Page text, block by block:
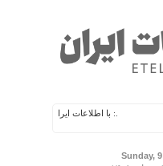
.: با اطلاعات ایران، اطلاعات خود را
Sunday,